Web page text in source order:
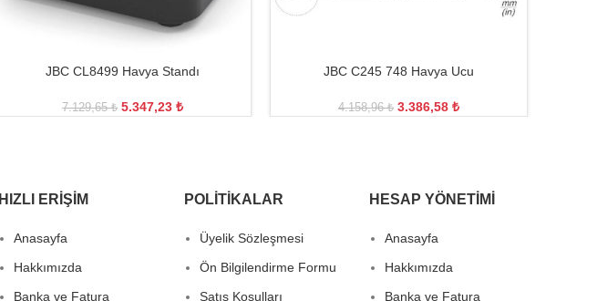
JBC CL8499 Havya Standı
7.129,65₺ 5.347,23 ₺
JBC C245 748 Havya Ucu
4.158,96₺ 3.386,58 ₺
HIZLI ERIŞIM
Anasayfa
Hakkımızda
Banka ve Fatura
POLITIKALAR
Üyelik Sözleşmesi
Ön Bilgilendirme Formu
Satış Koşulları
HESAP YÖNETIMI
Anasayfa
Hakkımızda
Banka ve Fatura